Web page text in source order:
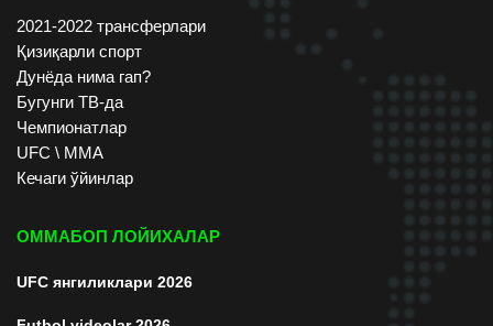
2021-2022 трансферлари
Қизиқарли спорт
Дунёда нима гап?
Бугунги ТВ-да
Чемпионатлар
UFC \ ММА
Кечаги ўйинлар
ОММАБОП ЛОЙИХАЛАР
UFC янгиликлари 2026